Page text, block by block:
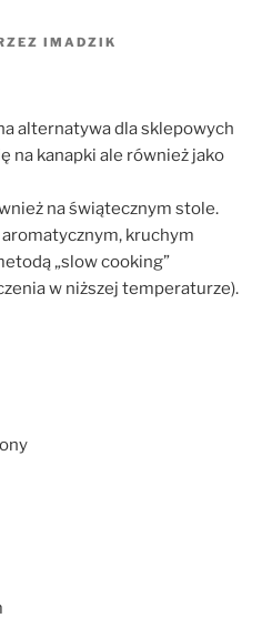
IMADZIK
alternatywa dla sklepowych
na kanapki ale również jako
na świątecznym stole.
kruchym
„slow cooking”
w niższej temperaturze).